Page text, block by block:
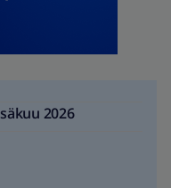
2026